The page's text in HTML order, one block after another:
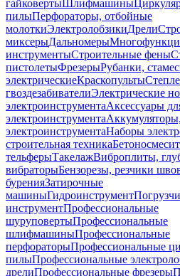
гайковертыШлифмашины
пилыПерфораторы, отбойные
молоткиЭлектролобзикиДрели
миксерыДальномеры
инструментыСтроительные фены
пистолетыФрезерыРубанки,
электрическиеКраскопульты
гвоздезабивателиЭлектрические
электроинструментаАксессуары
электроинструмента
электроинструментаНаборы
строительная техника
тельферыТакелажВиброплиты,
вибраторыБензорезы, резчики
буренияЗатирочные
машиныГидроинструмент
инструментПрофессиональные
шуруповертыПрофессиональные
шлифмашиныПрофессиональные
перфораторыПрофессиональные
пилыПрофессиональные
дрелиПрофессиональные фрезеры